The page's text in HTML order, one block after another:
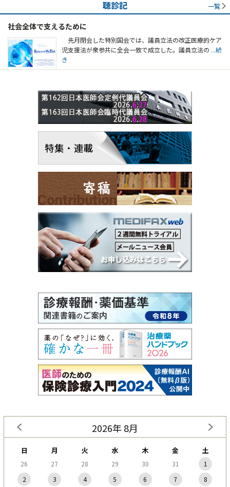
聴診記 一覧
社会全体で支えるために
先月閉会した特別国会では、議員立法の改正医療的ケア
児支援法が衆参共に全会一致で成立した。議員立法の ...続
き
2026年 8月
日 月 火 水 木 金 土
26 27 28 29 30 31
1
2
3 4 5 6 7
8